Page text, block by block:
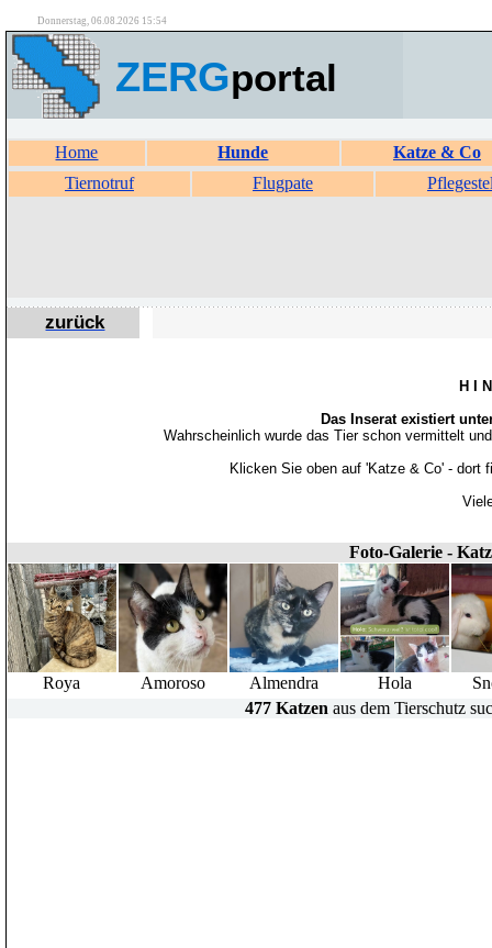
Donnerstag, 06.08.2026 15:54
ZERGportal
Home Hunde
Katze & Co
Tiernotruf
Flugpate
zurück
H I
Das Inserat existiert
Wahrscheinlich wurde das Tier schon vermittelt
Klicken Sie oben auf 'Katze & Co' - dort
Foto-Galerie -
Roya Amoroso Almendra Hola
477 Katzen aus dem Tierschutz